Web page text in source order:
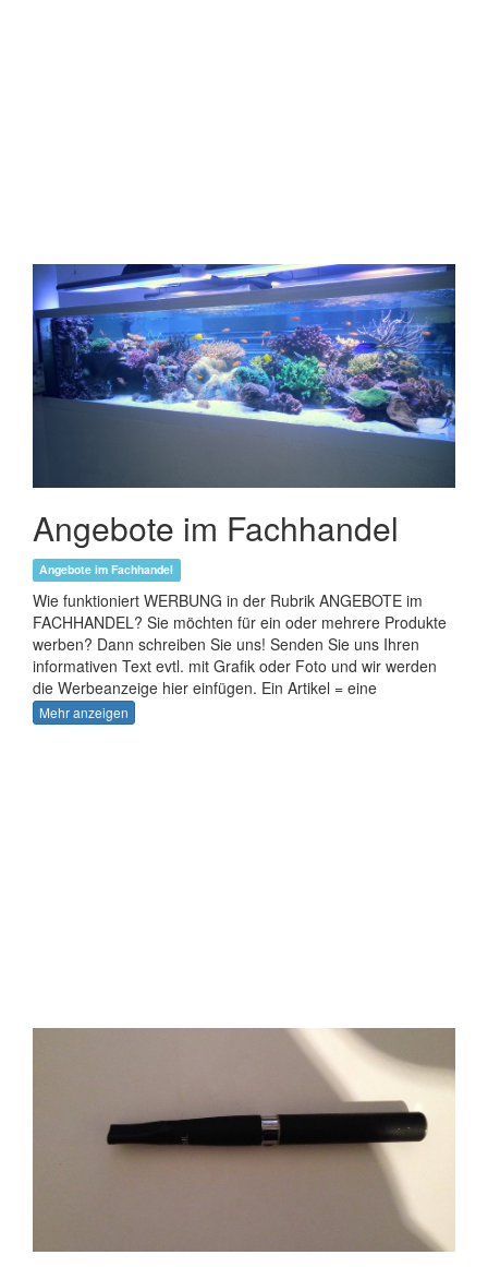
Angebote im Fachhandel
Angebote im Fachhandel
Wie funktioniert WERBUNG in der Rubrik ANGEBOTE im
FACHHANDEL? Sie möchten für ein oder mehrere Produkte
werben? Dann schreiben Sie uns! Senden Sie uns Ihren
informativen Text evtl. mit Grafik oder Foto und wir werden
die Werbeanzeige hier einfügen. Ein Artikel = eine
Werbeanzeige. Bei jeder Werbeanzeige darf ein Foto (jpg)
oder eine Grafik (gif) mit bis zu 250 kb Dateigröße dabei
genau wie bei Werbung in Zeitschriften oder im
TV. Meersalz für alle Anforderungen NEU:
CoralMarine EasyMix für alle Arten von Ausgangswasser
Zu beachten ist hier nur, dass sich die bereits im
Ausgangswasser (z. B. bei Verwendung von unbehandeltem
Leitungswasser) befindlichen Stoffe mit denen im EasyMix
CoralMarine Reef Salt zu verwenden. Bei CoralMarine Reef
Mehr anzeigen